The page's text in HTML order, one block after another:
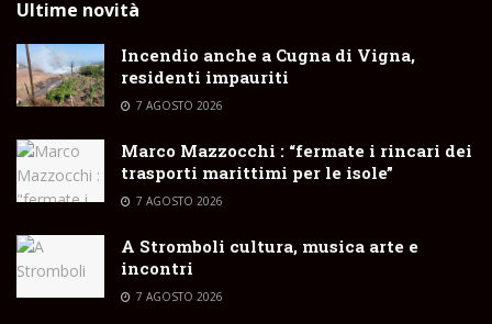
Ultime novità
Incendio anche a Cugna di Vigna,
residenti impauriti
7 AGOSTO 2026
Marco Mazzocchi : “fermate i rincari dei
trasporti marittimi per le isole”
7 AGOSTO 2026
A Stromboli cultura, musica arte e
incontri
7 AGOSTO 2026